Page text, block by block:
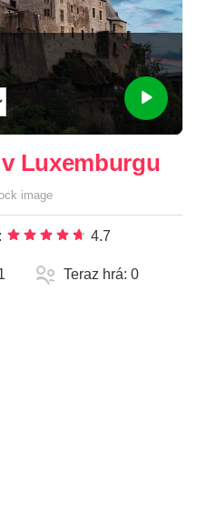
Luxemburgu
image
4.7
Teraz hrá: 0